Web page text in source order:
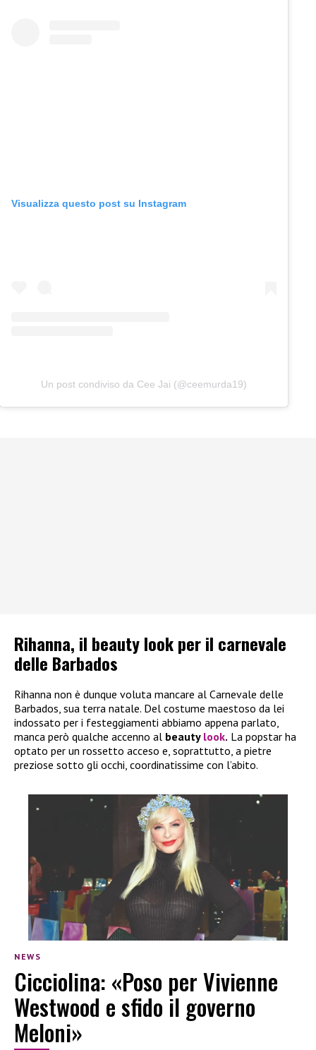
Visualizza questo post su Instagram
Un post condiviso da Cee Jai (@ceemurda19)
Rihanna, il beauty look per il carnevale
delle Barbados
Rihanna non è dunque voluta mancare al Carnevale delle
Barbados, sua terra natale. Del costume maestoso da lei
indossato per i festeggiamenti abbiamo appena parlato,
manca però qualche accenno al beauty look. La popstar ha
optato per un rossetto acceso e, soprattutto, a pietre
preziose sotto gli occhi, coordinatissime con l’abito.
NEWS
Cicciolina: «Poso per Vivienne
Westwood e sfido il governo
Meloni»